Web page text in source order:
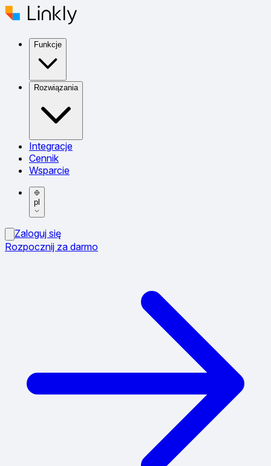
Funkcje
Rozwiązania
Integracje
Cennik
Wsparcie
pl
Zaloguj się
Rozpocznij za darmo